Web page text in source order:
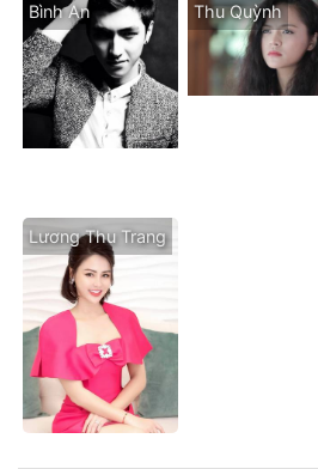
Bình An Thu Quỳnh
Lương Thu Trang